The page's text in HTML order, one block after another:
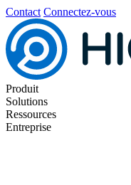
Contact Connectez-vous
Produit
Solutions
Ressources
Entreprise